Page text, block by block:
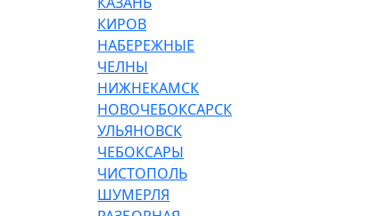
КИРОВ
НАБЕРЕЖНЫЕ
ЧЕЛНЫ
НИЖНЕКАМСК
НОВОЧЕБОКСАРСК
УЛЬЯНОВСК
ЧЕБОКСАРЫ
ЧИСТОПОЛЬ
ШУМЕРЛЯ